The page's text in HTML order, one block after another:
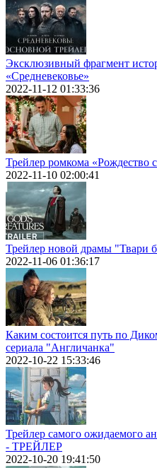
Эксклюзивный фрагмент
«Средневековье»
2022-11-12 01:33:36
Трейлер ромкома «Рождество
2022-11-10 02:00:41
Трейлер новой драмы "Твари
2022-11-06 01:36:17
Каким состоится путь по
сериала "Англичанка"
2022-10-22 15:33:46
Трейлер самого ожидаемого
- ТРЕЙЛЕР
2022-10-20 19:41:50